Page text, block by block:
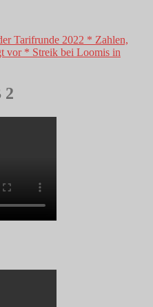
Tarifrunde 2022 * Zahlen,
vor * Streik bei Loomis in
2